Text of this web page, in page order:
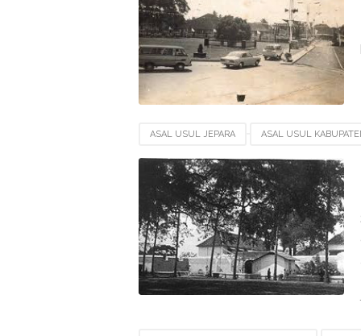
ASAL USUL JEPARA ASAL USUL
ASAL USUL KABUPATEN KLATEN
SEJARAH KABUPATEN KLATEN